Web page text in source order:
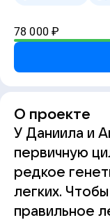
78 000 ₽
О проекте
У Даниила и
первичную
редкое
легких.
правильное